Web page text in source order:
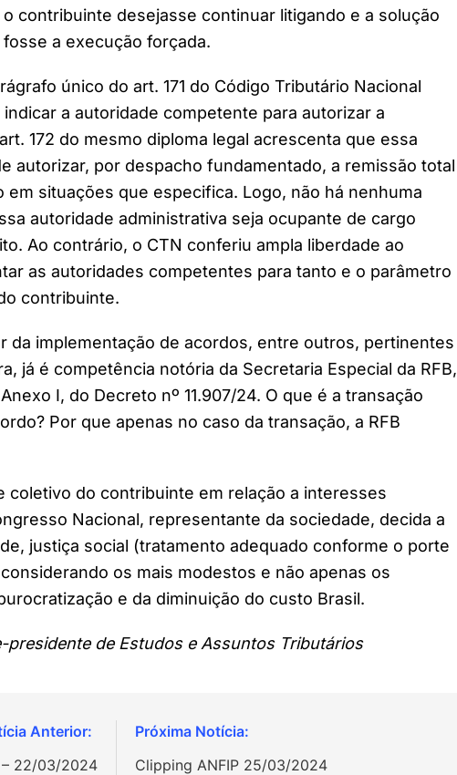
contribuinte desejasse continuar litigando e a solução
a execução forçada.
único do art. 171 do Código Tributário Nacional
a autoridade competente para autorizar a
172 do mesmo diploma legal acrescenta que essa
autorizar, por despacho fundamentado, a remissão total
situações que especifica. Logo, não há nenhuma
autoridade administrativa seja ocupante de cargo
Ao contrário, o CTN conferiu ampla liberdade ao
as autoridades competentes para tanto e o parâmetro
contribuinte.
da implementação de acordos, entre outros, pertinentes
já é competência notória da Secretaria Especial da RFB,
I, do Decreto nº 11.907/24. O que é a transação
Por que apenas no caso da transação, a RFB
coletivo do contribuinte em relação a interesses
Nacional, representante da sociedade, decida a
justiça social (tratamento adequado conforme o porte
os mais modestos e não apenas os
e da diminuição do custo Brasil.
presidente de Estudos e Assuntos Tributários
– 22/03/2024 Clipping ANFIP 25/03/2024